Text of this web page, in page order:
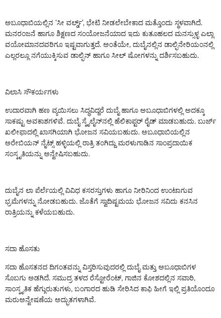
ಅಬೂಧಾಬಿಯಲ್ಲಿನ ‘ಸೀ ವರ್ಲ್ಡ್’, ಭೇಟಿ ನೀಡಲೇಬೇಕಾದ ಮತ್ತೊಂದು ಸ್ಥಳವಾಗಿದೆ.
ಮನರಂಜನೆ ಹಾಗೂ ಶಿಕ್ಷಣದ ಸಂಯೋಜನೆಯಾದ ಇದು ಕುತೂಹಲದ ಮನಸ್ಸುಳ್ಳ ಎಲ್ಲಾ
ವಯೋಮಾನದವರಿಗೂ ಇಷ್ಟವಾಗುತ್ತದೆ. ಅಂತೆಯೇ, ದುಬೈನಲ್ಲಿನ ಡಾಲ್ಫಿನೇರಿಯಂನಲ್ಲಿ
ಎಲ್ಲರಲ್ಲೂ ನಗೆಯುಕ್ಕಿಸುವ ಡಾಲ್ಫಿನ್ ಹಾಗೂ ಸೀಲ್ ಷೋಗಳನ್ನು ದರ್ಶಿಸಬಹುದು.
ವಿಲಾಸಿ ಸೌಕರ್ಯಗಳು
ಉದಾರವಾಗಿ ಹಣ ವ್ಯಯಿಸಲು ಸಿದ್ಧವಿದ್ದರೆ ದುಬೈ ಹಾಗೂ ಅಬೂಧಾಬಿಗಳಲ್ಲಿ ಅದಕ್ಕೂ
ಸಾಕಷ್ಟು ಅವಕಾಶಗಳಿವೆ. ದುಬೈ ಸ್ಕೈಲೈನ್‌ನಲ್ಲಿ ಹೆಲಿಕಾಪ್ಟರ್ ರೈಡ್ ಮಾಡಬಹುದು. ಬುರ್ಜ್
ಖಲೀಫಾದಲ್ಲಿ ಖಾಸಗಿಯಾಗಿ ಭೋಜನ ಸವಿಯಬಹುದು. ಅಬೂಧಾಬಿಯಲ್ಲಿನ
ಅರೇಬಿಯನ್ ನೈಟ್ಸ್ ಹಳ್ಳಿಯಲ್ಲಿ ರಾತ್ರಿ ತಂಗಿದ್ದು ಮರಳುಗಾಡಿನ ಸಾಂಪ್ರದಾಯಿಕ
ಸಂಸ್ಕೃತಿಯನ್ನು ಅನ್ವೇಷಿಸಬಹುದು.
ದುಬೈನ ಲಾ ಪೆರ್ಲೆಯಲ್ಲಿ ವಿವಿಧ ಕಸರಸ್ತುಗಳು ಹಾಗೂ ನೀರಿನಿಂದ ಉಂಟಾಗುವ
ಭ್ರಮೆಗಳನ್ನು ನೋಡಬಹುದು. ಜೊತೆಗೆ ಸ್ವಾದಿಷ್ಟಮಯ ಭೋಜನ ಸವಿದು ಕನಸಿನ
ರಾತ್ರಿಯನ್ನು ಕಳೆಯಬಹುದು.
ಸದಾ ಹೊಸತು
ಸದಾ ಹೊಸತನದ ದಿಗಂತವನ್ನು ವಿಸ್ತರಿಸುವುದರಲ್ಲಿ ದುಬೈ ಮತ್ತು ಅಬೂಧಾಬಿಗಳ
ಸೊಬಗು ಅಡಗಿದೆ. ಸಮುದ್ರ ತಳದ ರೆಸ್ಟೋರೆಂಟ್, ಗಾಜಿನ ಕೋಶದಲ್ಲಿನ ಸವಾರಿ,
ಸಾಂಸ್ಕೃತಿಕ ಹೆಗ್ಗುರುತುಗಳು, ಬಂಗಾರದ ಹುಡಿ ಸೇರಿಸಿದ ಕಾಫಿ ಹೀಗೆ ಇಲ್ಲಿ ಪ್ರತಿಯೊಂದೂ
ಮರುಅನ್ವೇಷಣೆಯ ಅದ್ಭುತಗಳಾಗಿವೆ.